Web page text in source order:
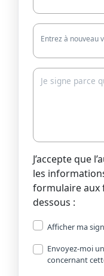
Entrez à nouveau
J’accepte que
les
formulaire aux
dessous :
Afficher ma
Envoyez-moi
concernant